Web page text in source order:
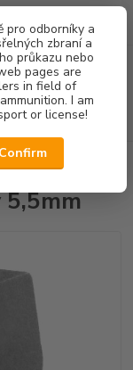
pro odborníky a
zbraní a
průkazu nebo
pages are
in field of
I am
or license!
Menu
Hledat
za0,00 Kč